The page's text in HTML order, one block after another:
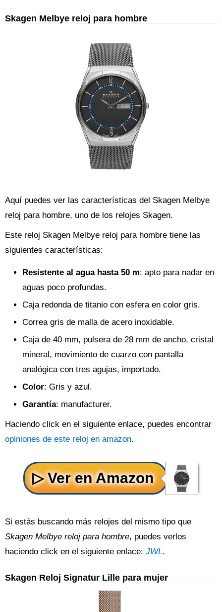
Skagen Melbye reloj para hombre
Aquí puedes ver las características del Skagen Melbye
reloj para hombre, uno de los relojes Skagen.
Este reloj Skagen Melbye reloj para hombre tiene las
siguientes características:
Resistente al agua hasta 50 m: apto para nadar en
aguas poco profundas.
Caja redonda de titanio con esfera en color gris.
Correa gris de malla de acero inoxidable.
Caja de 40 mm, pulsera de 28 mm de ancho, cristal
mineral, movimiento de cuarzo con pantalla
analógica con tres agujas, importado.
Color: Gris y azul.
Garantía: manufacturer.
Haciendo click en el siguiente enlace, puedes encontrar
opiniones de este reloj en amazon.
Si estás buscando más relojes del mismo tipo que
Skagen Melbye reloj para hombre, puedes verlos
haciendo click en el siguiente enlace: JWL.
Skagen Reloj Signatur Lille para mujer